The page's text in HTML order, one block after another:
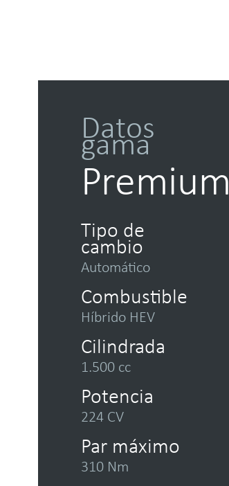
Datos
gama
Premium
Tipo de
cambio
Automático
Combustible
Híbrido HEV
Cilindrada
1.500 cc
Potencia
224 CV
Par máximo
310 Nm